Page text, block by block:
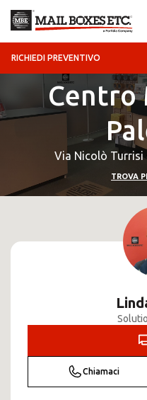
RICHIEDI PREVENTIVO
Centro
Via Nicolò Turrisi
TROVA
Chiamaci